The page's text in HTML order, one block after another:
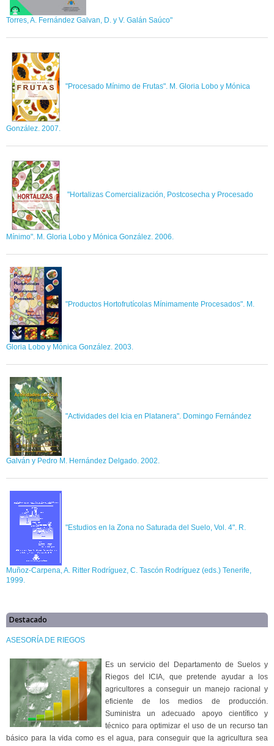
Torres, A. Fernández Galvan, D. y V. Galán Saúco"
"Procesado Mínimo de Frutas". M. Gloria Lobo y Mónica
González. 2007.
"Hortalizas Comercialización, Postcosecha y Procesado
Mínimo". M. Gloria Lobo y Mónica González. 2006.
"Productos Hortofrutícolas Mínimamente Procesados". M.
Gloria Lobo y Mónica González. 2003.
"Actividades del Icia en Platanera". Domingo Fernández
Galván y Pedro M. Hernández Delgado. 2002.
"Estudios en la Zona no Saturada del Suelo, Vol. 4". R.
Muñoz-Carpena, A. Ritter Rodríguez, C. Tascón Rodríguez (eds.) Tenerife,
1999.
Destacado
ASESORÍA DE RIEGOS
Es un servicio del Departamento de Suelos y
Riegos del ICIA, que pretende ayudar a los
agricultores a conseguir un manejo racional y
eficiente de los medios de producción.
Suministra un adecuado apoyo científico y
técnico para optimizar el uso de un recurso tan
básico para la vida como es el agua, para conseguir que la agricultura sea